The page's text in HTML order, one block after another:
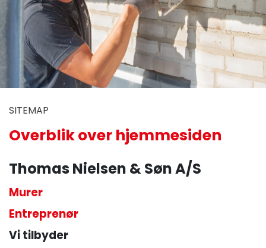
SITEMAP
Overblik over hjemmesiden
Thomas Nielsen & Søn A/S
Murer
Entreprenør
Vi tilbyder